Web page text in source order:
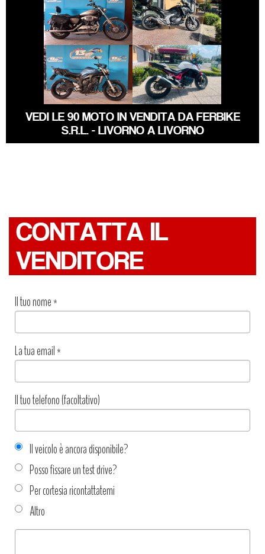
HARLEY-
DAVIDSON
SPORTSTER
HONDA NC-X
YAMAHA FZ6
€ 3.290 €
HONDA HORNET
€ 5.990 €
VEDI LE 90 MOTO IN VENDITA DA FERBIKE
S.R.L. - LIVORNO A LIVORNO
CONTATTA IL
VENDITORE
Il tuo nome*
La tua email*
Il tuo telefono (facoltativo)
Il veicolo è ancora disponibile?
Posso fissare un test drive?
Per cortesia ricontattatemi
Altro
Tipo